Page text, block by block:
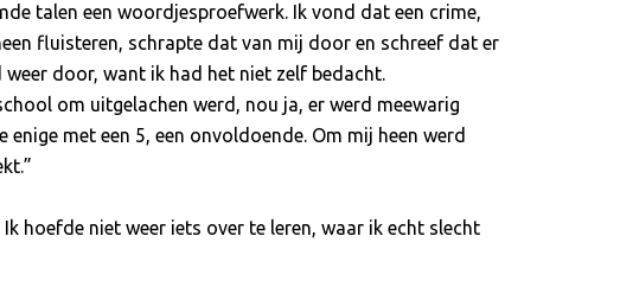
talen een woordjesproefwerk. Ik vond dat een crime,
fluisteren, schrapte dat van mij door en schreef dat er
door, want ik had het niet zelf bedacht.
om uitgelachen werd, nou ja, er werd meewarig
met een 5, een onvoldoende. Om mij heen werd
hoefde niet weer iets over te leren, waar ik echt slecht